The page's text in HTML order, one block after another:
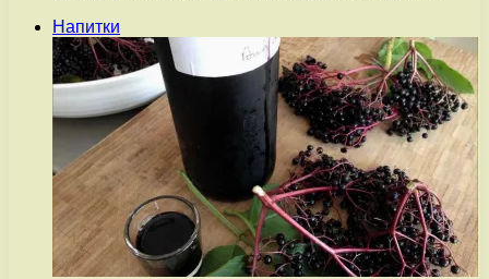
Напитки